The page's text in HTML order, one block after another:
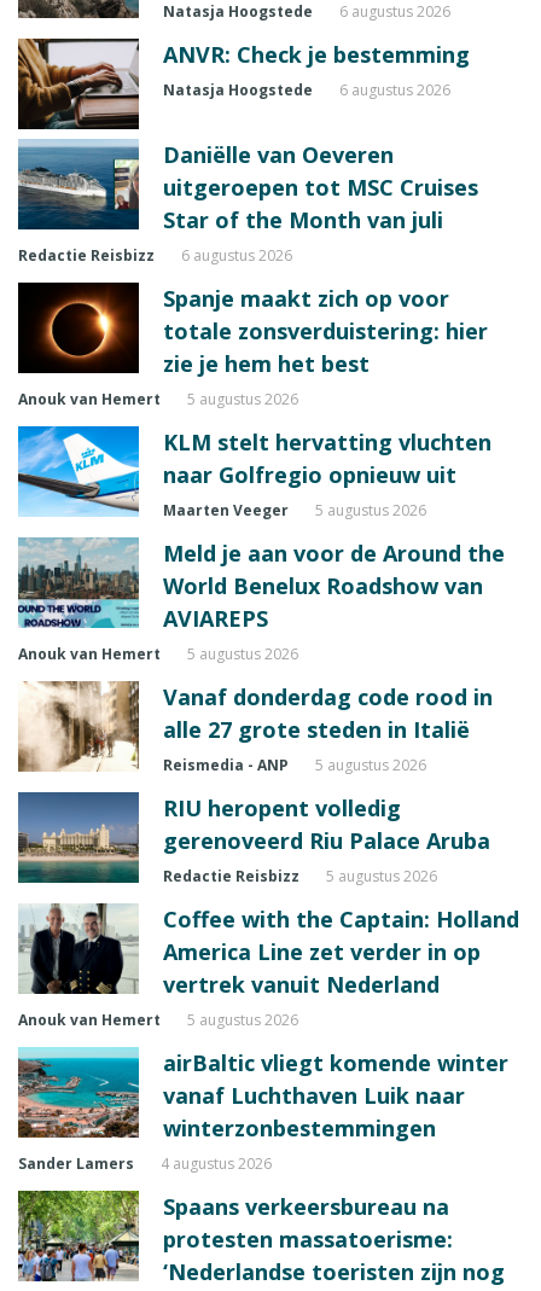
Natasja Hoogstede 6 augustus 2026
ANVR: Check je bestemming
Natasja Hoogstede 6 augustus 2026
Daniëlle van Oeveren
uitgeroepen tot MSC Cruises
Star of the Month van juli
Redactie Reisbizz 6 augustus 2026
Spanje maakt zich op voor
totale zonsverduistering: hier
zie je hem het best
Anouk van Hemert 5 augustus 2026
KLM stelt hervatting vluchten
naar Golfregio opnieuw uit
Maarten Veeger 5 augustus 2026
Meld je aan voor de Around the
World Benelux Roadshow van
AVIAREPS
Anouk van Hemert 5 augustus 2026
Vanaf donderdag code rood in
alle 27 grote steden in Italië
Reismedia - ANP 5 augustus 2026
RIU heropent volledig
gerenoveerd Riu Palace Aruba
Redactie Reisbizz 5 augustus 2026
Coffee with the Captain: Holland
America Line zet verder in op
vertrek vanuit Nederland
Anouk van Hemert 5 augustus 2026
airBaltic vliegt komende winter
vanaf Luchthaven Luik naar
winterzonbestemmingen
Sander Lamers 4 augustus 2026
Spaans verkeersbureau na
protesten massatoerisme:
‘Nederlandse toeristen zijn nog